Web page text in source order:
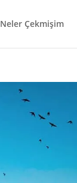
Neler Çekmişim